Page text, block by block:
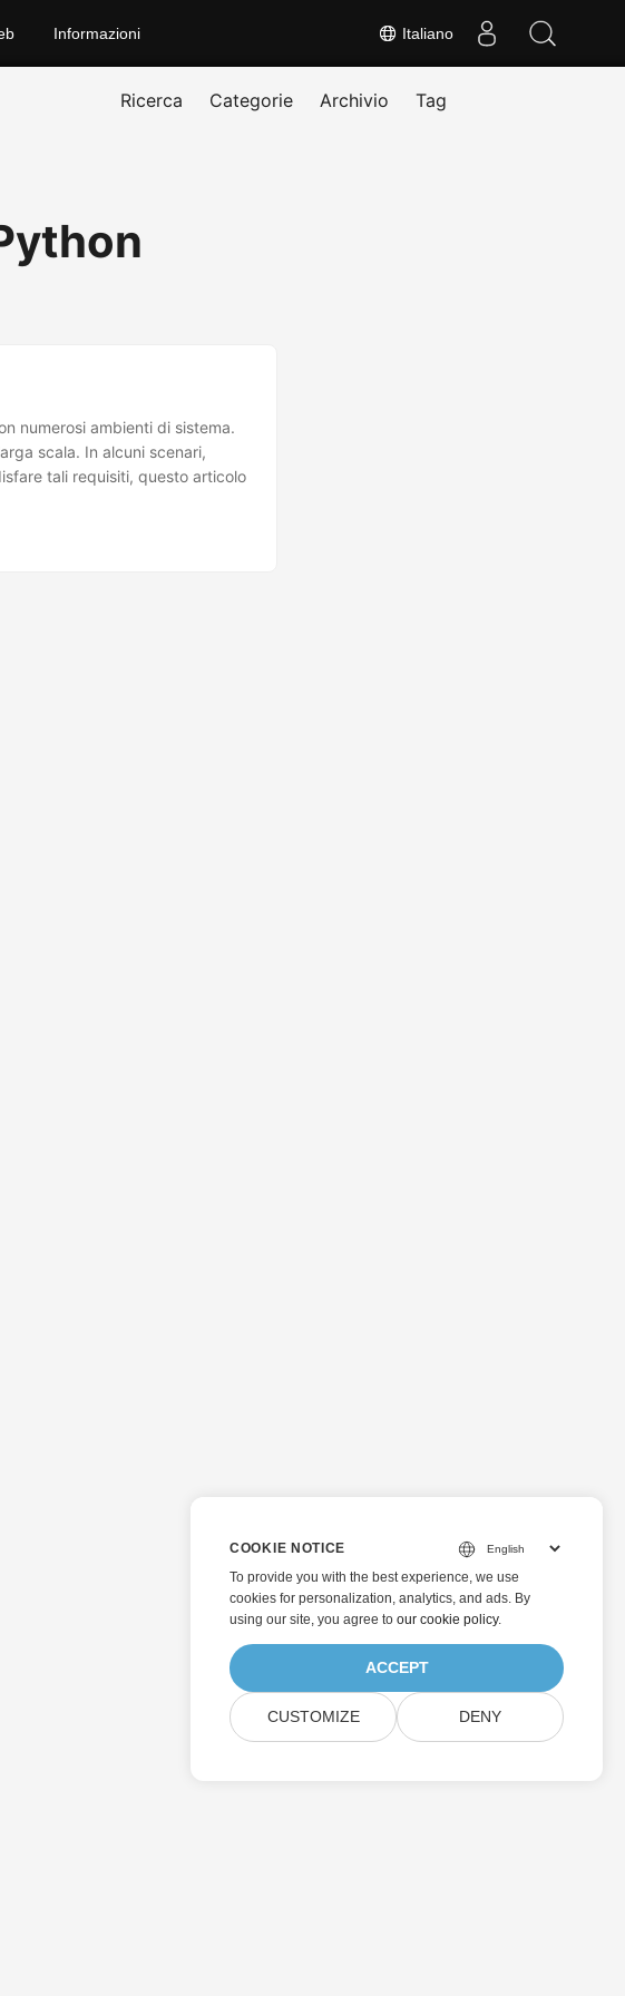
Italiano
Informazioni
Ricerca Categorie Archivio Tag
numerosi ambienti di sistema.
scala. In alcuni scenari,
tali requisiti, questo articolo
COOKIE NOTICE
To provide you with the best experience, we use
cookies for personalization, analytics, and ads. By
using our site, you agree to our cookie policy.
ACCEPT
CUSTOMIZE DENY